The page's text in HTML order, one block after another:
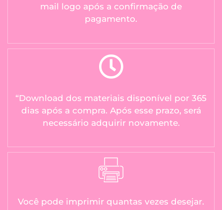
mail logo após a confirmação de
pagamento.
“Download dos materiais disponível por 365
dias após a compra. Após esse prazo, será
necessário adquirir novamente.
Você pode imprimir quantas vezes desejar.